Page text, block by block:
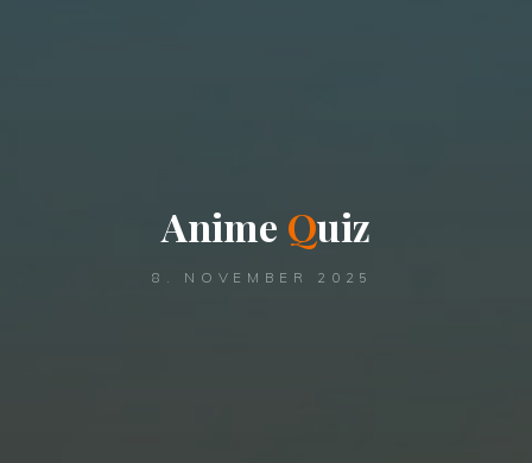
Anime Quiz
8. NOVEMBER 2025